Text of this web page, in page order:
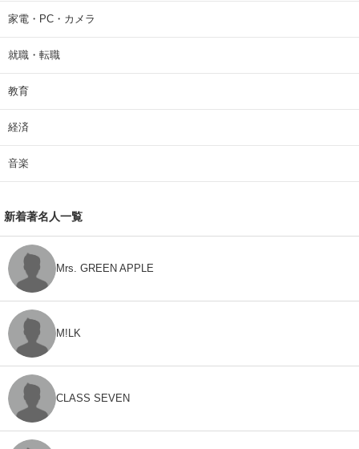
家電・PC・カメラ
就職・転職
教育
経済
音楽
新着著名人一覧
Mrs. GREEN APPLE
M!LK
CLASS SEVEN